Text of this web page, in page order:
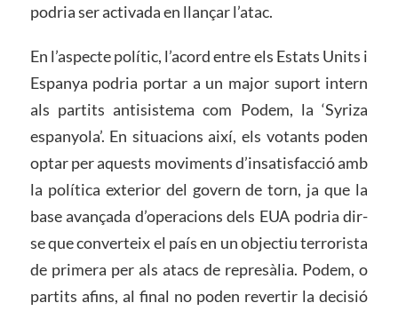
podria ser activada en llançar l’atac.
En l’aspecte polític, l’acord entre els Estats Units i
Espanya podria portar a un major suport intern
als partits antisistema com Podem, la ‘Syriza
espanyola’. En situacions així, els votants poden
optar per aquests moviments d’insatisfacció amb
la política exterior del govern de torn, ja que la
base avançada d’operacions dels EUA podria dir-
se que converteix el país en un objectiu terrorista
de primera per als atacs de represàlia. Podem, o
partits afins, al final no poden revertir la decisió